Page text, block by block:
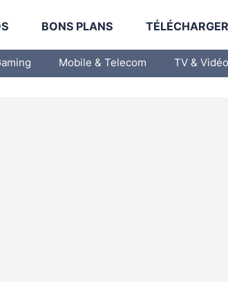
BONS PLANS
Mobile & Telecom TV & Vidéo